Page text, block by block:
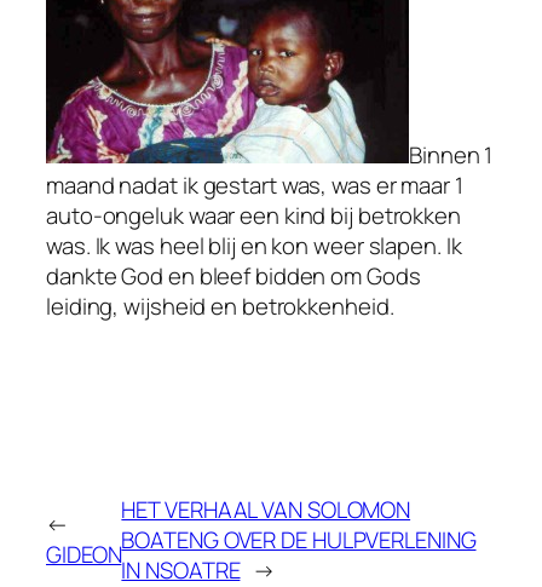
Binnen 1
maand nadat ik gestart was, was er maar 1
auto-ongeluk waar een kind bij betrokken
was. Ik was heel blij en kon weer slapen. Ik
dankte God en bleef bidden om Gods
leiding, wijsheid en betrokkenheid.
←
GIDEON
HET VERHAAL VAN SOLOMON
BOATENG OVER DE HULPVERLENING
IN NSOATRE →